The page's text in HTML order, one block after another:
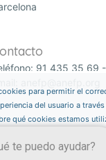
91 435 35 69 -
para permitir el
del usuario a
qué cookies estamos
Consulta nuestra